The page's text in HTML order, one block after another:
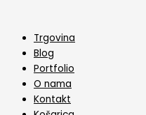
contentTrgovina
Blog
Portfolio
O nama
Kontakt
sa
konjem
količina